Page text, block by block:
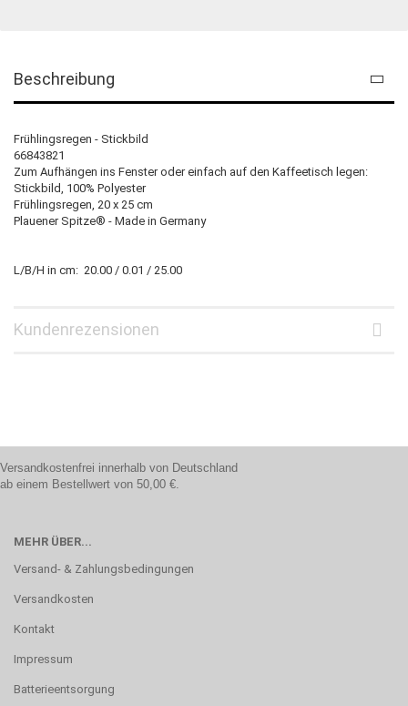
Beschreibung
Frühlingsregen - Stickbild
66843821
Zum Aufhängen ins Fenster oder einfach auf den Kaffeetisch legen:
Stickbild, 100% Polyester
Frühlingsregen, 20 x 25 cm
Plauener Spitze® - Made in Germany
L/B/H in cm: 20.00 / 0.01 / 25.00
Kundenrezensionen
Versandkostenfrei innerhalb von Deutschland
ab einem Bestellwert von 50,00 €.
MEHR ÜBER...
Versand- & Zahlungsbedingungen
Versandkosten
Kontakt
Impressum
Batterieentsorgung